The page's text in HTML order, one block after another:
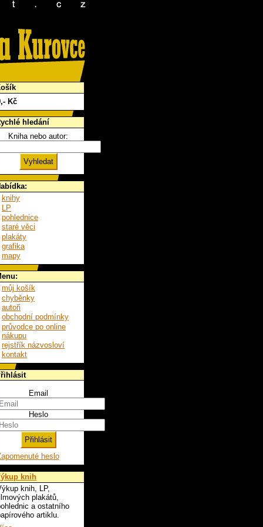
,- Kč
hledání
Kniha nebo autor:
knihy
LP
pohlednice
staré věci
plakáty
grafika
mapy
můj košík
chyběnky
autoři
obchodní podmínky
průvodce po online
nákupu
rejstřík názvosloví
kontakt
Email
Heslo
heslo
knih
knih, LP,
plakátů,
a ostatního
artiklu.